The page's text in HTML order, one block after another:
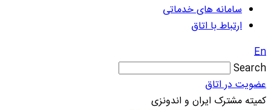
سامانه های خدماتی
ارتباط با اتاق
En
Search
عضویت در اتاق
کمیته مشترک ایران و اندونزی